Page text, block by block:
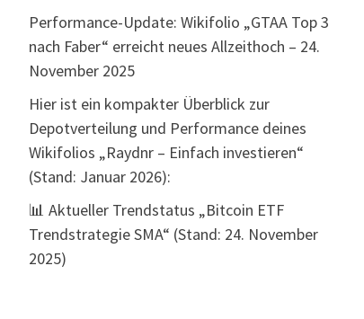
Performance-Update: Wikifolio „GTAA Top 3
nach Faber“ erreicht neues Allzeithoch – 24.
November 2025
Hier ist ein kompakter Überblick zur
Depotverteilung und Performance deines
Wikifolios „Raydnr – Einfach investieren“
(Stand: Januar 2026):
📊 Aktueller Trendstatus „Bitcoin ETF
Trendstrategie SMA“ (Stand: 24. November
2025)